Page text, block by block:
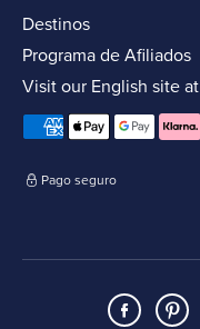
Destinos
Programa de Afiliados
Visit our English site at
Pago seguro